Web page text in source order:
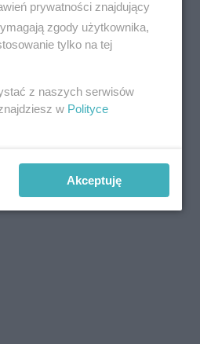
prywatności znajdujący
zgody użytkownika,
tylko na tej
z naszych serwisów
w Polityce
Akceptuję